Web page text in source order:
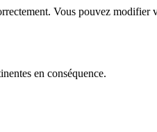
Vous pouvez modifier
en conséquence.